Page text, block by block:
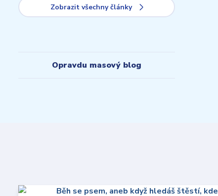
Zobrazit všechny články
Opravdu masový blog